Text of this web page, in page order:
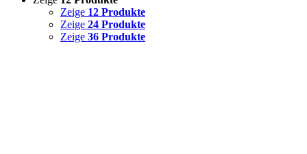
Zeige 12 Produkte
Zeige 24 Produkte
Zeige 36 Produkte